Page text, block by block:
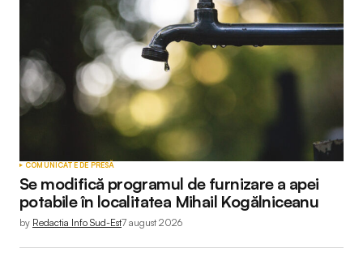
COMUNICATE DE PRESĂ
Se modifică programul de furnizare a apei
potabile în localitatea Mihail Kogălniceanu
by Redactia Info Sud-Est7 august 2026